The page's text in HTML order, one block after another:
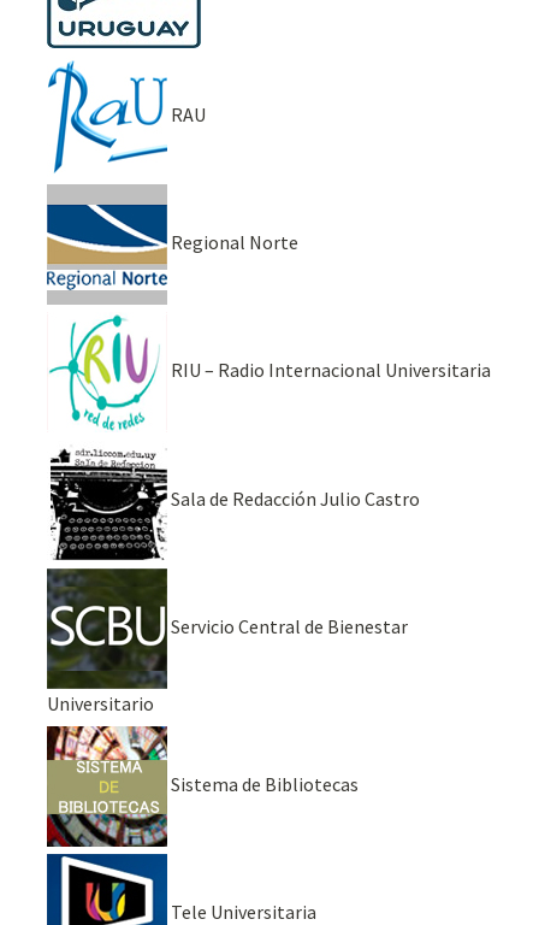
RAU
Regional Norte
RIU – Radio Internacional Universitaria
Sala de Redacción Julio Castro
Servicio Central de Bienestar
Universitario
Sistema de Bibliotecas
Tele Universitaria